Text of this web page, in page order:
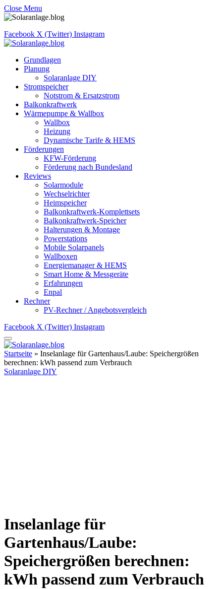
Close Menu
Facebook X (Twitter) Instagram
Grundlagen
Planung
Solaranlage DIY
Stromspeicher
Notstrom & Ersatzstrom
Balkonkraftwerk
Wärmepumpe & Wallbox
Wallbox
Heizung
Dynamische Tarife & HEMS
Förderungen
KFW-Förderung
Förderung nach Bundesland
Reviews
Solarmodule
Wechselrichter
Heimspeicher
Balkonkraftwerk-Komplettsets
Balkonkraftwerk-Speicher
Halterungen & Montage
Powerstations
Mobile Solarpanels
Wallboxen
Energiemanager & HEMS
Smart Home & Messgeräte
Erfahrungen
Enpal
Rechner
PV-Rechner / Angebotsvergleich
Facebook X (Twitter) Instagram
Startseite » Inselanlage für Gartenhaus/Laube: Speichergrößen
berechnen: kWh passend zum Verbrauch
Solaranlage DIY
Inselanlage für
Gartenhaus/Laube:
Speichergrößen berechnen:
kWh passend zum Verbrauch